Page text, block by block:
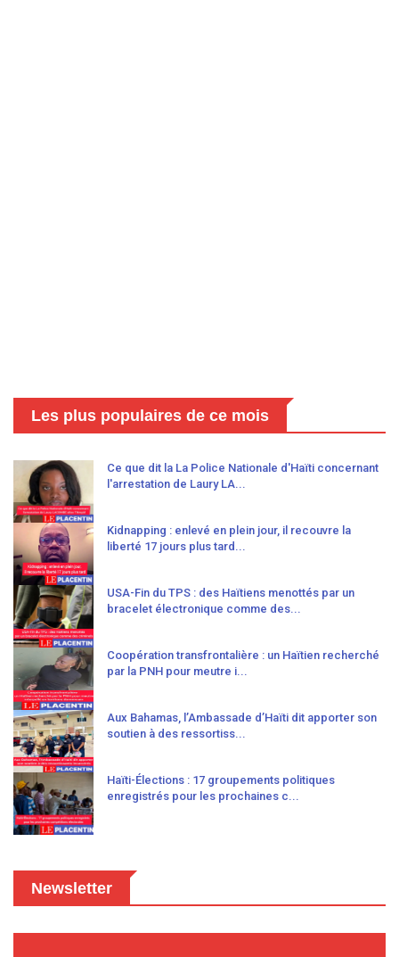
Les plus populaires de ce mois
Ce que dit la La Police Nationale d'Haïti concernant
l'arrestation de Laury LA...
Kidnapping : enlevé en plein jour, il recouvre la
liberté 17 jours plus tard...
USA-Fin du TPS : des Haïtiens menottés par un
bracelet électronique comme des...
Coopération transfrontalière : un Haïtien recherché
par la PNH pour meutre i...
Aux Bahamas, l’Ambassade d’Haïti dit apporter son
soutien à des ressortiss...
Haïti-Élections : 17 groupements politiques
enregistrés pour les prochaines c...
Newsletter